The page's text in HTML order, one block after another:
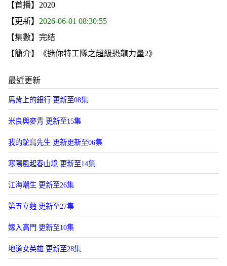
【首播】2020
【更新】 2026-06-01 08:30:55
【集數】完结
【簡介】《迷你特工隊之超級恐龍力量2》
最近更新
馬背上的銀行 更新至08集
米良與麥青 更新至15集
我的鴕鳥先生 更新更新至06集
寒陽風起春山境 更新至14集
江海潮生 更新至26集
第五立麪 更新至27集
嫁入高門 更新至10集
地道女英雄 更新至28集